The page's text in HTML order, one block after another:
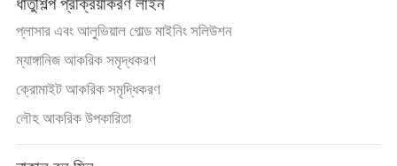
মামলা
সাইট
ম্যাপ
ধাতুশিল্প প্রক্রিয়াকরণ লাইন
প্লাসার এবং আলুভিয়াল গোল্ড মাইনিং সলিউশন
ম্যাঙ্গানিজ আকরিক সমৃদ্ধকরণ
ক্রোমাইট আকরিক সমৃদ্ধিকরণ
লৌহ আকরিক উপকারিতা